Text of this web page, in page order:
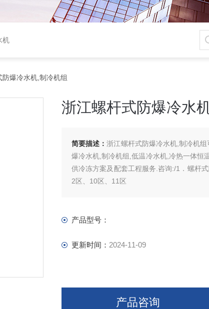
机
爆冷水机,制冷机组
浙江螺杆式防爆冷水
简要描述：浙江螺杆式防爆冷水机,制冷机
爆冷水机,制冷机组,低温冷水机,冷热一体恒
供冷冻方案及配套工程服务.咨询:/1．螺杆
2区、10区、11区
产品型号：
更新时间： 2024-11-09
产品咨询